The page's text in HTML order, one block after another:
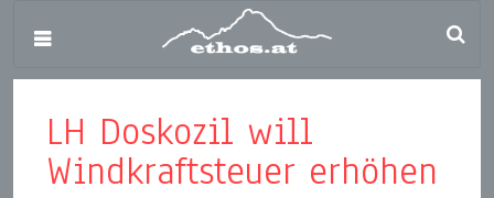
LH Doskozil will
Windkraftsteuer erhöhen